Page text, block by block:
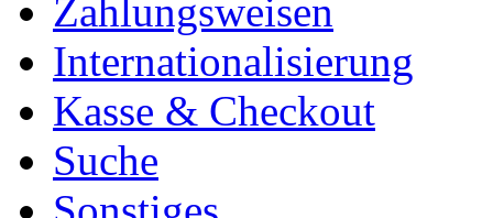
Zahlungsweisen
Internationalisierung
Kasse & Checkout
Suche